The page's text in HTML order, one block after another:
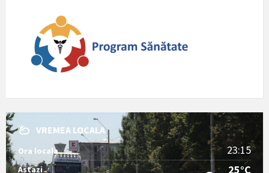
VREMEA LOCALA
Ora locala 23:15
Astazi 25°C